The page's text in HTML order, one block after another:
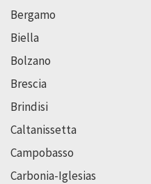
Bergamo
Biella
Bolzano
Brescia
Brindisi
Caltanissetta
Campobasso
Carbonia-Iglesias